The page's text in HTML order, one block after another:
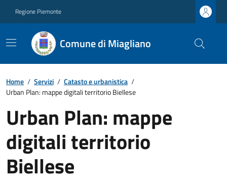
Regione Piemonte
Comune di Miagliano
Home / Servizi / Catasto e urbanistica /
Urban Plan: mappe digitali territorio Biellese
Urban Plan: mappe
digitali territorio
Biellese